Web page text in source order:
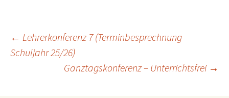
Beitragsnavigation
← Lehrerkonferenz 7 (Terminbesprechnung
Schuljahr 25/26)
Ganztagskonferenz – Unterrichtsfrei →